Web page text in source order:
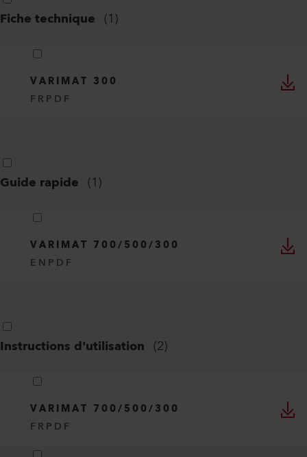
Fiche technique (1)
VARIMAT 300
FR PDF
Guide rapide (1)
VARIMAT 700/500/300
EN PDF
Instructions d'utilisation (2)
VARIMAT 700/500/300
FR PDF